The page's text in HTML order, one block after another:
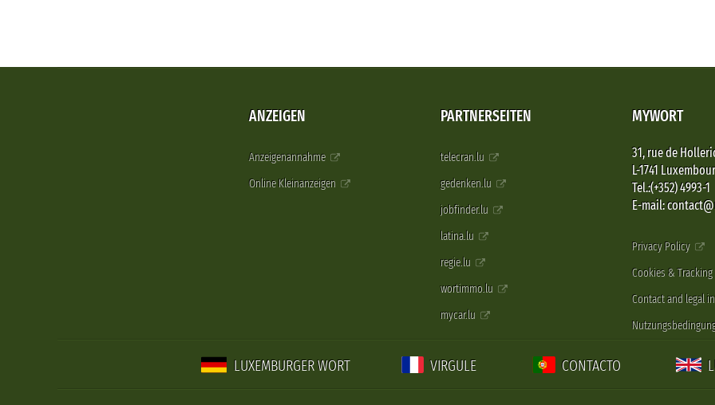
ANZEIGEN
Anzeigenannahme
Online Kleinanzeigen
PARTNERSEITEN
telecran.lu
gedenken.lu
jobfinder.lu
latina.lu
regie.lu
wortimmo.lu
mycar.lu
MYWORT
31, rue de
L-1741
Tel.:(+352) 4993-1
E-mail:
Privacy Policy
Cookies & Tracking
Contact and legal
LUXEMBURGER WORT VIRGULE CONTACTO